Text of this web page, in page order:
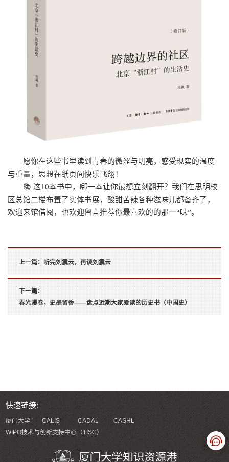
愿你在这些书里读到青春的微涩与明亮，感受现实的温度
与重量，思想在纸页间快乐飞翔！
📚 这10本书中，哪一本让你最想立刻翻开？我们在思明校
区总馆二楼布置了实体书展，酸甜苦辣各种滋味儿都备齐了，
欢迎来馆借阅，也欢迎留言推荐你最喜欢的的那一“味”。
上一篇：听完刘震云，再读刘震云
下一篇：
春光漫卷，史墨留香——盘点近期大家爱读的历史书（中国史）
快速链接:
厦门大学 CALIS CADAL
CASHL
WIPO技术与创新支持中心（TISC）